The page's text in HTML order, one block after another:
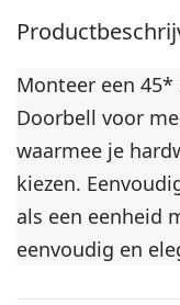
Monteer een 45*
Doorbell voor
waarmee je
kiezen.
als een eenheid
eenvoudig en